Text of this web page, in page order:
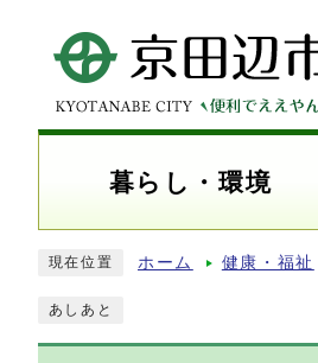
暮らし・環境
現在位置 ホーム 健康・福祉
あしあと